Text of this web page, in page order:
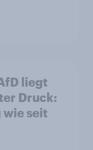
liegt
Druck:
wie seit